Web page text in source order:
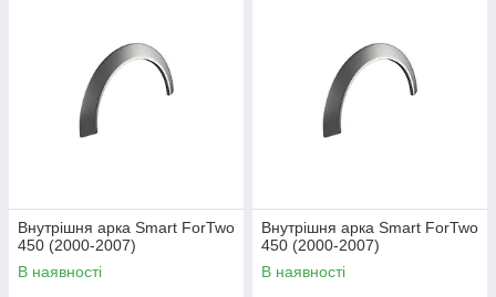
Внутрішня арка Smart ForTwo
450 (2000-2007)
В наявності
Внутрішня арка Smart ForTwo
450 (2000-2007)
В наявності